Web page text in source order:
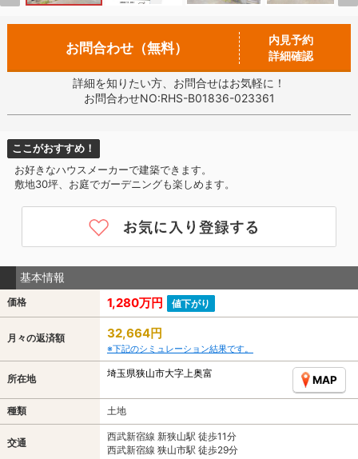
お問合わせ（無料）
内見予約
詳細確認
詳細を知りたい方、お問合せはお気軽に！
お問合わせNO:RHS-B01836-023361
ここがおすすめ！
お好きなハウスメーカーで建築できます。
敷地30坪、お庭でガーデニングも楽しめます。
基本情報
価格 1,280万円 値下がり
月々の返済額 32,664円
※下記のシミュレーション結果です。
所在地 埼玉県狭山市大字上奥富
MAP
種類 土地
交通
西武新宿線 新狭山駅 徒歩11分
西武新宿線 狭山市駅 徒歩29分